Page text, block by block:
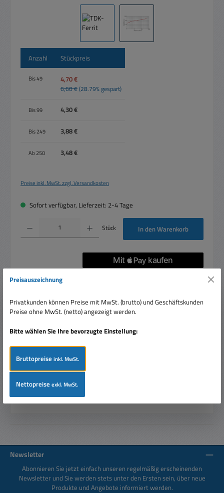
Anzahl Stückpreis
Bis49 4,70 €
6,60 €(28.79% gespart)
Bis99 4,30 €
Bis249 3,88 €
Ab 250 3,48 €
Preise inkl. MwSt. zzgl. Versandkosten
Sofort verfügbar, Lieferzeit: 2-4 Tage
Produkt Anzahl: Gib den gewünschten Wert ein oder benutze die Schaltflächen um
Stück In den Warenkorb
Artikelnummer:
Beschreibung
für 6-9mm Rundkabel glatte Oberfläche ohne
hervorstehende Versch…
Bewertungen
Newsletter
Abonnieren Sie jetzt einfach unseren regelmäßig erscheinenden
Newsletter und Sie werden stets unter den Ersten sein, über neue
Produkte und Angebote informiert werden.
Preisauszeichnung
Privatkunden können Preise mit MwSt. (brutto) und Geschäftskunden
Preise ohne MwSt. (netto) angezeigt werden.
Bitte wählen Sie Ihre bevorzugte Einstellung:
Bruttopreiseinkl. MwSt.
Nettopreiseexkl. MwSt.